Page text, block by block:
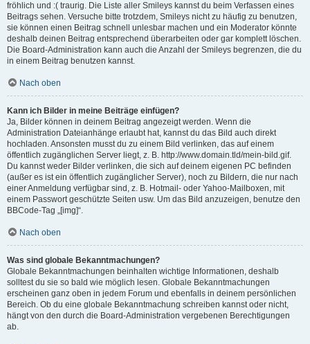
fröhlich und :( traurig. Die Liste aller Smileys kannst du beim Verfassen eines
Beitrags sehen. Versuche bitte trotzdem, Smileys nicht zu häufig zu benutzen,
sie können einen Beitrag schnell unlesbar machen und ein Moderator könnte
deshalb deinen Beitrag entsprechend überarbeiten oder gar komplett löschen.
Die Board-Administration kann auch die Anzahl der Smileys begrenzen, die du
in einem Beitrag benutzen kannst.
Nach oben
Kann ich Bilder in meine Beiträge einfügen?
Ja, Bilder können in deinem Beitrag angezeigt werden. Wenn die
Administration Dateianhänge erlaubt hat, kannst du das Bild auch direkt
hochladen. Ansonsten musst du zu einem Bild verlinken, das auf einem
öffentlich zugänglichen Server liegt, z. B. http://www.domain.tld/mein-bild.gif.
Du kannst weder Bilder verlinken, die sich auf deinem eigenen PC befinden
(außer es ist ein öffentlich zugänglicher Server), noch zu Bildern, die nur nach
einer Anmeldung verfügbar sind, z. B. Hotmail- oder Yahoo-Mailboxen, mit
einem Passwort geschützte Seiten usw. Um das Bild anzuzeigen, benutze den
BBCode-Tag „[img]“.
Nach oben
Was sind globale Bekanntmachungen?
Globale Bekanntmachungen beinhalten wichtige Informationen, deshalb
solltest du sie so bald wie möglich lesen. Globale Bekanntmachungen
erscheinen ganz oben in jedem Forum und ebenfalls in deinem persönlichen
Bereich. Ob du eine globale Bekanntmachung schreiben kannst oder nicht,
hängt von den durch die Board-Administration vergebenen Berechtigungen
ab.